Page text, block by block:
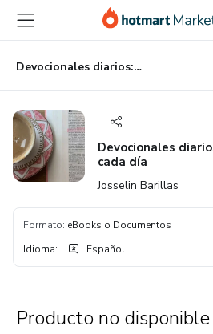
principal
página
de
página
Devocionales diarios: Fortaleciendo tu fe cada día
Devocionales
cada día
Josselin Barillas
Formato: eBooks o Documentos
Idioma: Español
Producto no disponible